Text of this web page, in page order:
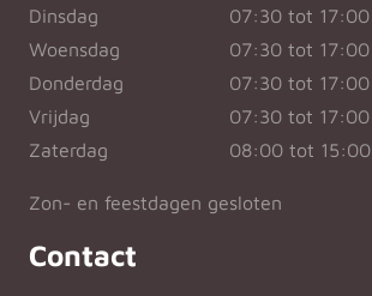
Dinsdag
07:30 tot 17:00
Woensdag
07:30 tot 17:00
Donderdag
07:30 tot 17:00
Vrijdag
07:30 tot 17:00
Zaterdag
08:00 tot 15:00
Zon- en feestdagen gesloten
Contact